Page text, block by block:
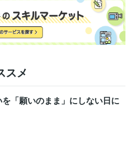
スメ
「願いのまま」にしない日に